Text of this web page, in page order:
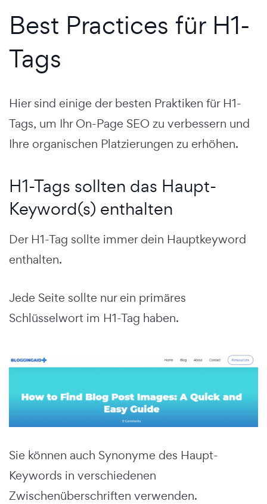
Best Practices für H1-
Tags
Hier sind einige der besten Praktiken für H1-
Tags, um Ihr On-Page SEO zu verbessern und
Ihre organischen Platzierungen zu erhöhen.
H1-Tags sollten das Haupt-
Keyword(s) enthalten
Der H1-Tag sollte immer dein Hauptkeyword
enthalten.
Jede Seite sollte nur ein primäres
Schlüsselwort im H1-Tag haben.
Sie können auch Synonyme des Haupt-
Keywords in verschiedenen
Zwischenüberschriften verwenden.